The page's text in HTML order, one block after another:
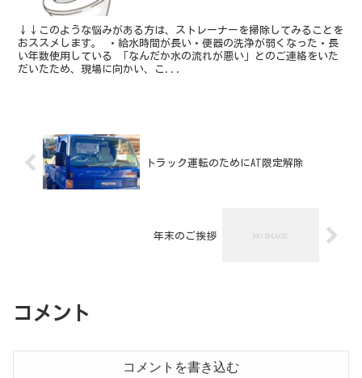
↓↓このような悩みがある方は、ストレーナーを掃除してみることを
おススメします。 ・給水時間が長い・便器の洗浄が弱くなった・長
い年数使用している 「なんだか水の流れが悪い」とのご連絡をいた
だいたため、現場に向かい、こ...
トラック運転のためにAT限定解除
年末のご挨拶
コメント
コメントを書き込む